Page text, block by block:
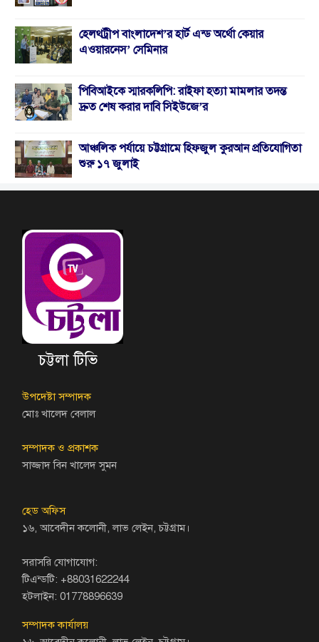
হেলথট্রীপ বাংলাদেশ’র হার্ট এন্ড অর্থো কেয়ার
এওয়ারনেস’ সেমিনার
পিবিআইকে স্মারকলিপি: রাইফা হত্যা মামলার তদন্ত
দ্রুত শেষ করার দাবি সিইউজে’র
আঞ্চলিক পর্যায়ে চট্টগ্রামে হিফজুল কুরআন প্রতিযোগিতা
শুরু ১৭ জুলাই
চট্টলা টিভি
উপদেষ্টা সম্পাদক
মোঃ খালেদ বেলাল
সম্পাদক ও প্রকাশক
সাজ্জাদ বিন খালেদ সুমন
হেড অফিস
১৬, আবেদীন কলোনী, লাভ লেইন, চট্টগ্রাম।
সরাসরি যোগাযোগ:
টিএন্ডটি: +88031622244
হটলাইন: 01778896639
সম্পাদক কার্যালয়